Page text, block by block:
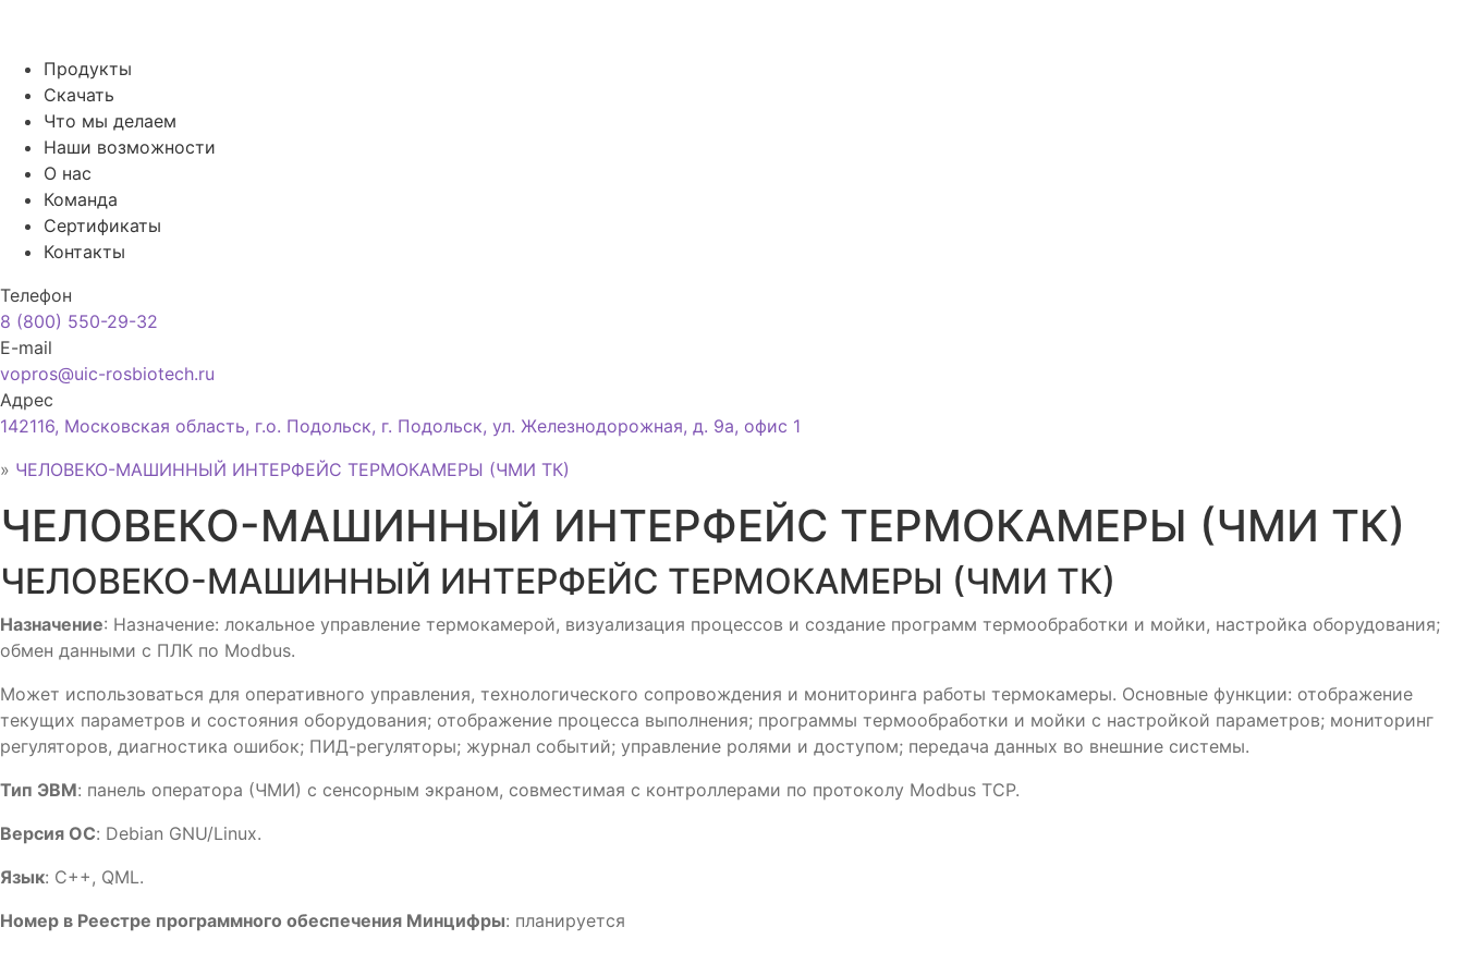
Продукты
Скачать
Что мы делаем
Наши возможности
О нас
Команда
Сертификаты
Контакты
Телефон
8 (800) 550-29-32
E-mail
vopros@uic-rosbiotech.ru
Адрес
142116, Московская область, г.о. Подольск, г. Подольск, ул. Железнодорожная, д. 9а, офис 1
» ЧЕЛОВЕКО-МАШИННЫЙ ИНТЕРФЕЙС ТЕРМОКАМЕРЫ (ЧМИ ТК)
ЧЕЛОВЕКО-МАШИННЫЙ ИНТЕРФЕЙС ТЕРМОКАМЕРЫ (ЧМИ ТК)
ЧЕЛОВЕКО-МАШИННЫЙ ИНТЕРФЕЙС ТЕРМОКАМЕРЫ (ЧМИ ТК)
Назначение: Назначение: локальное управление термокамерой, визуализация процессов и создание программ термообработки и мойки, настройка оборудования;
обмен данными с ПЛК по Modbus.
Может использоваться для оперативного управления, технологического сопровождения и мониторинга работы термокамеры. Основные функции: отображение
текущих параметров и состояния оборудования; отображение процесса выполнения; программы термообработки и мойки с настройкой параметров; мониторинг
регуляторов, диагностика ошибок; ПИД-регуляторы; журнал событий; управление ролями и доступом; передача данных во внешние системы.
Тип ЭВМ: панель оператора (ЧМИ) с сенсорным экраном, совместимая с контроллерами по протоколу Modbus TCP.
Версия ОС: Debian GNU/Linux.
Язык: C++, QML.
Номер в Реестре программного обеспечения Минцифры: планируется